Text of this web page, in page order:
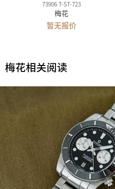
73906 T-ST-723
梅花
暂无报价
梅花相关阅读